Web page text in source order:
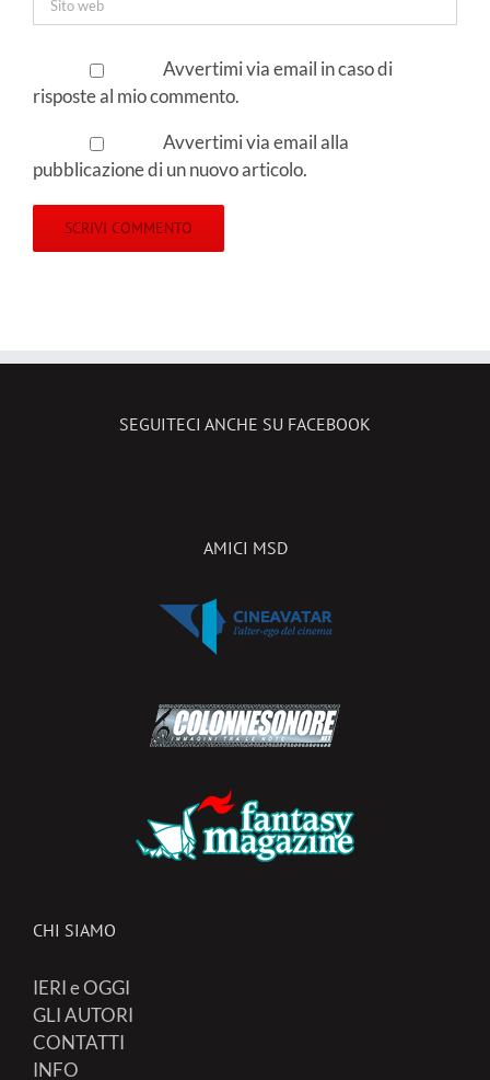
Avvertimi via email in caso di
risposte al mio commento.
Avvertimi via email alla
pubblicazione di un nuovo articolo.
SEGUITECI ANCHE SU FACEBOOK
AMICI MSD
CHI SIAMO
IERI e OGGI
GLI AUTORI
CONTATTI
INFO